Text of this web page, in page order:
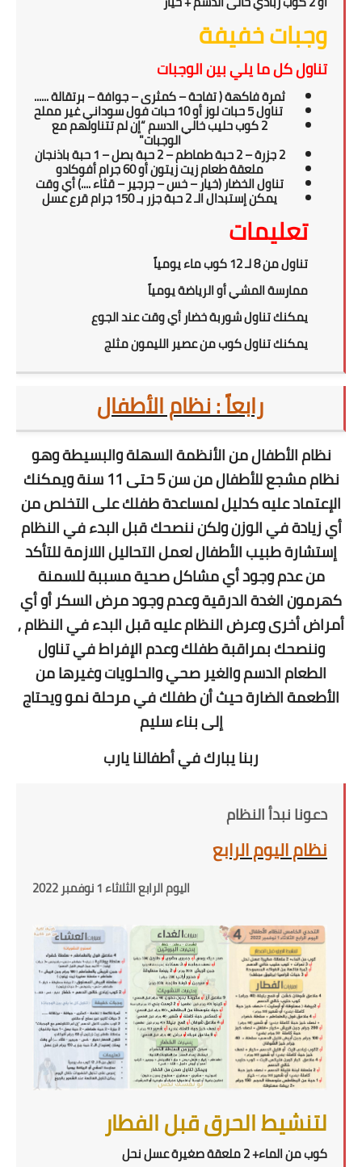
وجبات خفيفة
تناول كل ما يلي بين الوجبات
ثمرة فاكهة( تفاحة – كمثرى –جوافة – برتقالة ......
تناول 5 حبات لوز أو 10 حبات فول سوداني غير مملح
2 كوب حليب خالي الدسم “إن لم تتناولهم مع
الوجبات"
2 جزرة – 2 حبة طماطم – 2 حبة بصل – 1 حبة باذنجان
ملعقة طعام زيت زيتون أو 60 جرام أفوكادو
تناول الخضار (خيار – خس – جرجير – قثاء ....) أي وقت
يمكن إستبدال الـ 2 حبة جزر بـ 150 جرام قرع عسل
تعليمات
تناول من 8 لـ 12 كوب ماء يومياً
ممارسة المشي أو الرياضة يومياً
يمكنك تناول شوربة خضار أي وقت عند الجوع
يمكنك تناول كوب من عصير الليمون مثلج
رابعاً : نظام الأطفال
نظامالأطفال من الأنظمة السهلة والبسيطة وهو
نظام مشجع للأطفال من سن 5 حتى 11 سنة ويمكنك
الإعتماد عليه كدليل لمساعدة طفلك على التخلص من
أي زيادة في الوزن ولكن ننصحك قبل البدء في النظام
إستشارة طبيب الأطفال لعمل التحاليل اللازمة للتأكد
من عدم وجود أي مشاكل صحية مسببة للسمنة
كهرمون الغدة الدرقية وعدم وجود مرض السكر أو أي
أمراض أخرى وعرض النظام عليه قبل البدء في النظام ,
وننصحك بمراقبة طفلك وعدم الإفراط في تناول
الطعام الدسم والغير صحي والحلويات وغيرها من
الأطعمة الضارة حيث أن طفلك في مرحلة نمو ويحتاج
إلى بناء سليم
ربنا يبارك في أطفالنا يارب
دعونا نبدأ النظام
نظام اليوم الرابع
اليوم الرابع الثلاثاء 1 نوفمبر 2022
لتنشيط الحرق قبل الفطار
كوب من الماء+ 2 ملعقة صغيرة عسل نحل